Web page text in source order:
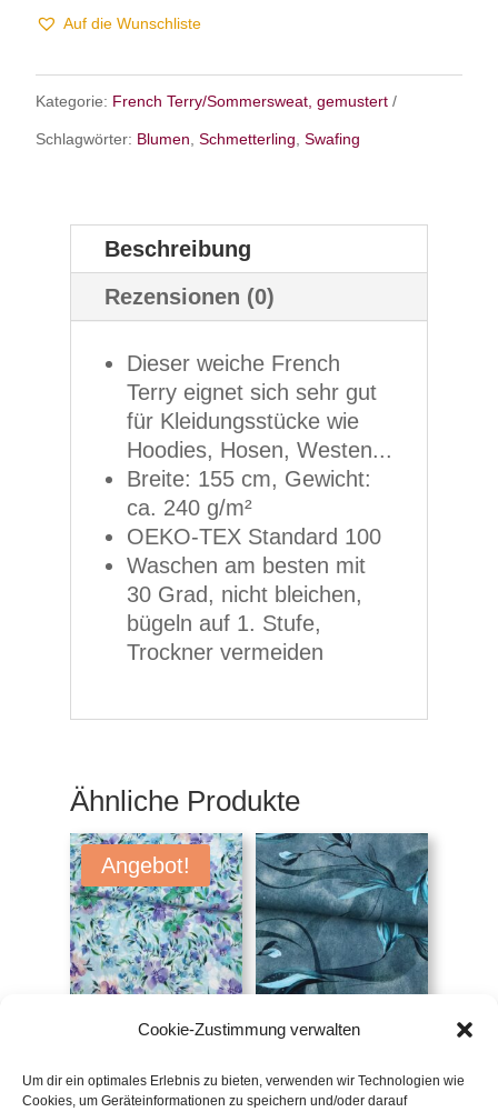
Cookie-Zustimmung verwalten
Um dir ein optimales Erlebnis zu bieten, verwenden wir Technologien wie
Cookies, um Geräteinformationen zu speichern und/oder darauf
Auf die Wunschliste
Kategorie: French Terry/Sommersweat, gemustert
Schlagwörter: Blumen ,Schmetterling ,Swafing
Beschreibung
Rezensionen (0)
Dieser weiche French
Terry eignet sich sehr gut
für Kleidungsstücke wie
Hoodies, Hosen, Westen...
Breite: 155 cm, Gewicht:
ca. 240 g/m²
OEKO-TEX Standard 100
Waschen am besten mit
30 Grad, nicht bleichen,
bügeln auf 1. Stufe,
Trockner vermeiden
Ähnliche Produkte
Angebot!
Viskose Sabine,
Blumen, blau
14,40 /m
Jersey
Blumenranken, petrol
inkl. 20 % MwSt.